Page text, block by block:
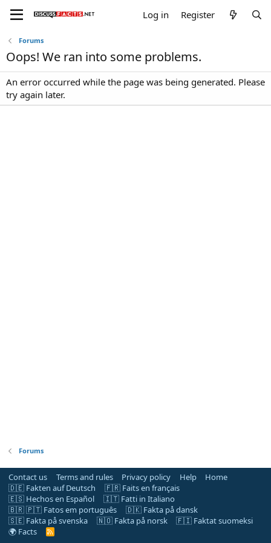
Log in Register
Forums
Oops! We ran into some problems.
An error occurred while the page was being generated. Please
try again later.
Forums
Contact us Terms and rules Privacy policy Help
Home
🇩🇪 Fakten auf Deutsch
🇫🇷 Faits en français
🇪🇸 Hechos en Español
🇮🇹 Fatti in Italiano
🇧🇷 🇵🇹 Fatos em português
🇩🇰 Fakta på dansk
🇸🇪 Fakta på svenska
🇳🇴 Fakta på norsk
🇫🇮 Faktat suomeksi
🌍 Facts
R